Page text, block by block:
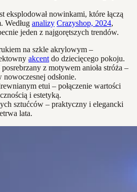
eksplodował nowinkami, które łączą
Według analizy Crazyshop, 2024,
jeden z najgorętszych trendów.
na szkle akrylowym –
akcent do dziecięcego pokoju.
z motywem anioła stróża –
odsłonie.
etui – połączenie wartości
i estetyką.
sztućców – praktyczny i elegancki
lata.